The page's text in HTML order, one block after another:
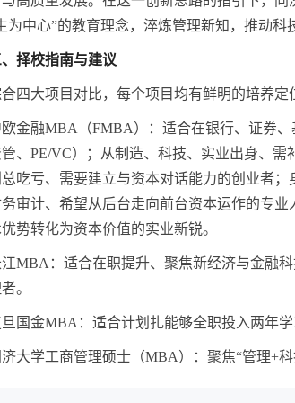
为中心”的教育理念，淬炼管理新知，推动科
择校指南与建议
四大项目对比，每个项目均有鲜明的培养定
欧金融MBA（FMBA）：适合在银行、证券
、PE/VC）；从制造、科技、实业出身、
吃亏、需要建立与资本对话能力的创业者
审计、希望从后台走向前台资本运作的专
势转化为资本价值的实业新锐。
江MBA：适合在职提升、聚焦新经济与金融
。
旦国金MBA：适合计划扎能够全职投入两年
济大学工商管理硕士（MBA）：聚焦“管理+